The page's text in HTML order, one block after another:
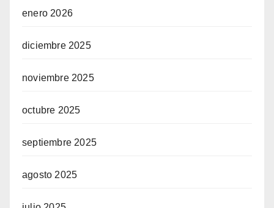
enero 2026
diciembre 2025
noviembre 2025
octubre 2025
septiembre 2025
agosto 2025